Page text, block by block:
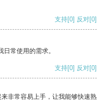
支持[0] 反对[0]
常使用的需求。
支持[0] 反对[0]
非常容易上手，让我能够快速熟